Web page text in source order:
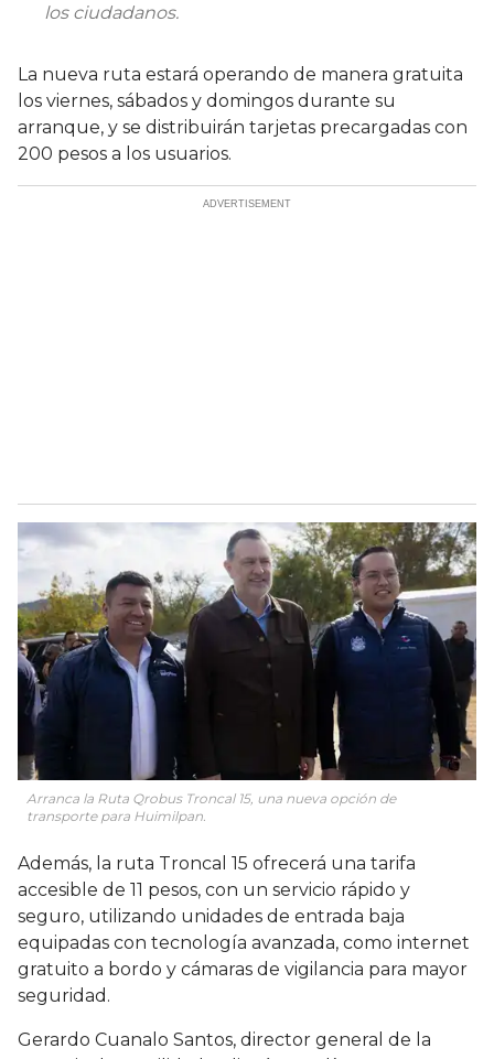
los ciudadanos.
La nueva ruta estará operando de manera gratuita
los viernes, sábados y domingos durante su
arranque, y se distribuirán tarjetas precargadas con
200 pesos a los usuarios.
Arranca la Ruta Qrobus Troncal 15, una nueva opción de
transporte para Huimilpan.
Además, la ruta Troncal 15 ofrecerá una tarifa
accesible de 11 pesos, con un servicio rápido y
seguro, utilizando unidades de entrada baja
equipadas con tecnología avanzada, como internet
gratuito a bordo y cámaras de vigilancia para mayor
seguridad.
Gerardo Cuanalo Santos, director general de la